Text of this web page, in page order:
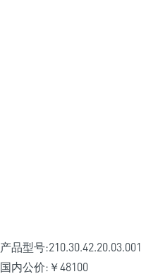
产品型号:210.30.42.20.03.001
国内公价:￥48100